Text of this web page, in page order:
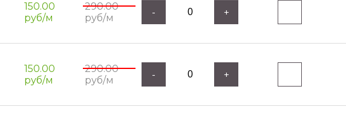
150.00
руб/м
290.00
руб/м
- +
150.00
руб/м
290.00
руб/м
- +